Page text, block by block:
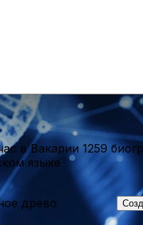
в Вакарии1259
языке
древо